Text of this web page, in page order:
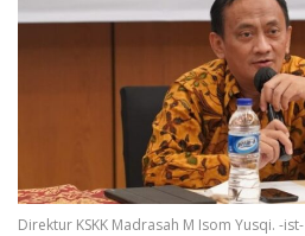
Direktur KSKK Madrasah M Isom Yusqi. -ist-